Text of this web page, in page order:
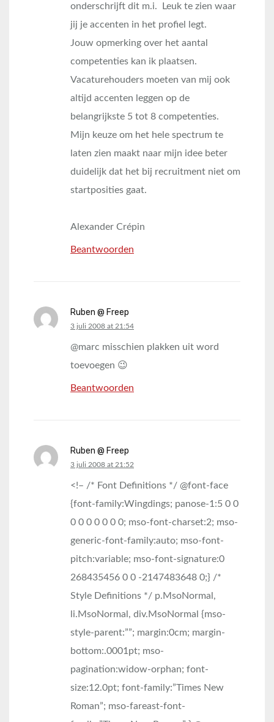
onderschrijft dit m.i. Leuk te zien waar
jij je accenten in het profiel legt.
Jouw opmerking over het aantal
competenties kan ik plaatsen.
Vacaturehouders moeten van mij ook
altijd accenten leggen op de
belangrijkste 5 tot 8 competenties.
Mijn keuze om het hele spectrum te
laten zien maakt naar mijn idee beter
duidelijk dat het bij recruitment niet om
startposities gaat.
Alexander Crépin
Beantwoorden
Ruben @ Freep
says:
3 juli 2008 at 21:54
@marc misschien plakken uit word
toevoegen 😉
Beantwoorden
Ruben @ Freep
says:
3 juli 2008 at 21:52
<!– /* Font Definitions */ @font-face
{font-family:Wingdings; panose-1:5 0 0
0 0 0 0 0 0 0; mso-font-charset:2; mso-
generic-font-family:auto; mso-font-
pitch:variable; mso-font-signature:0
268435456 0 0 -2147483648 0;} /*
Style Definitions */ p.MsoNormal,
li.MsoNormal, div.MsoNormal {mso-
style-parent:””; margin:0cm; margin-
bottom:.0001pt; mso-
pagination:widow-orphan; font-
size:12.0pt; font-family:”Times New
Roman”; mso-fareast-font-